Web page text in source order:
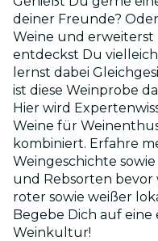
deiner Freunde?
Weine und erweiterst
entdeckst Du
lernst dabei
ist diese Weinprobe
Hier wird
Weine für
kombiniert. Erfahre
Weingeschichte
und Rebsorten
roter sowie weißer
Begebe Dich auf eine
Weinkultur!